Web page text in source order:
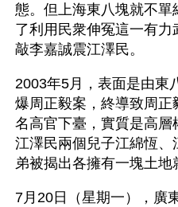
態。但上海東八塊就不
了利用民衆伸冤這一有
敲李嘉誠震江澤民。
2003年5月，表面是由東
爆周正毅案，終導致周正
名高官下臺，實質是高層
江澤民兩個兒子江綿恆
弟被揭出各擁有一塊土地
7月20日（星期一），廣